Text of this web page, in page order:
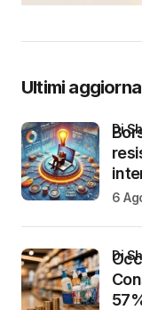
Ultimi
di
6
di